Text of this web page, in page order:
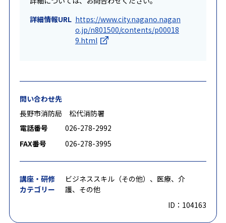
詳細情報URL https://www.city.nagano.nagan
o.jp/n801500/contents/p00018
9.html
問い合わせ先
長野市消防局 松代消防署
電話番号
026-278-2992
FAX番号
026-278-3995
講座・研修
カテゴリー
ビジネススキル（その他）、医療、介
護、その他
ID：104163